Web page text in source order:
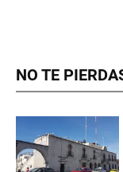
NO TE